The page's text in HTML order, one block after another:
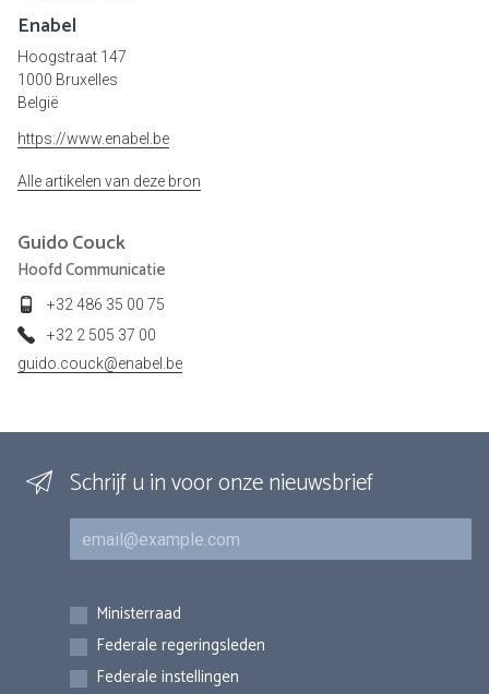
Enabel
Hoogstraat 147
1000 Bruxelles
België
https://www.enabel.be
Alle artikelen van deze bron
GuidoCouck
Hoofd Communicatie
+32 486 35 00 75
+32 2 505 37 00
guido.couck@enabel.be
Schrijf u in voor onze nieuwsbrief
E-mail
Inschrijvingen
Ministerraad
Federale regeringsleden
Federale instellingen